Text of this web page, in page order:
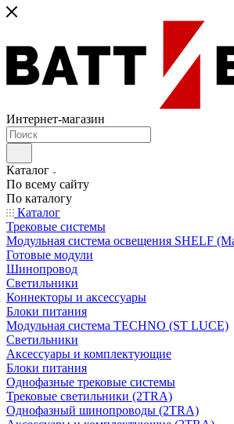
Интернет-магазин
Каталог
По всему сайту
По каталогу
Каталог
Трековые системы
Модульная система освещения SHELF
Готовые модули
Шинопровод
Светильники
Коннекторы и аксессуары
Блоки питания
Модульная система TECHNO (ST LUCE)
Светильники
Аксессуары и комплектующие
Блоки питания
Однофазные трековые системы
Трековые светильники (2TRA)
Однофазный шинопроводы (2TRA)